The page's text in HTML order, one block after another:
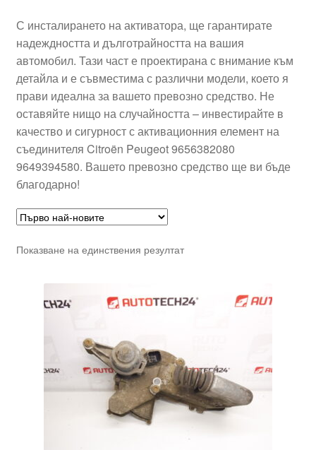
Правила и условия
Процедура за рекламации
Разгледайте
Транспорт
С инсталирането на активатора, ще гарантирате
надеждността и дълготрайността на вашия
автомобил. Тази част е проектирана с внимание към
детайла и е съвместима с различни модели, което я
прави идеална за вашето превозно средство. Не
оставяйте нищо на случайността – инвестирайте в
качество и сигурност с активационния елемент на
съединителя Citroën Peugeot 9656382080
9649394580. Вашето превозно средство ще ви бъде
благодарно!
Показване на единствения резултат